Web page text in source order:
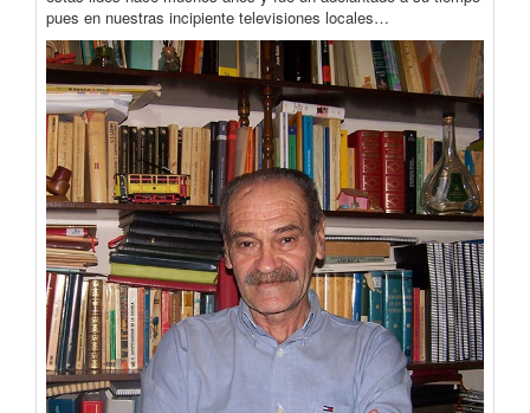
pues en nuestras incipiente televisiones locales…